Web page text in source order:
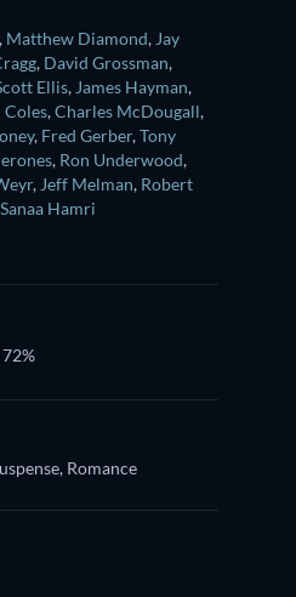
, Matthew Diamond, Jay
, David Grossman,
Ellis, James Hayman,
Coles,Charles McDougall,
, Fred Gerber,Tony
, Ron Underwood,
, Jeff Melman, Robert
Sanaa Hamri
72%
Romance